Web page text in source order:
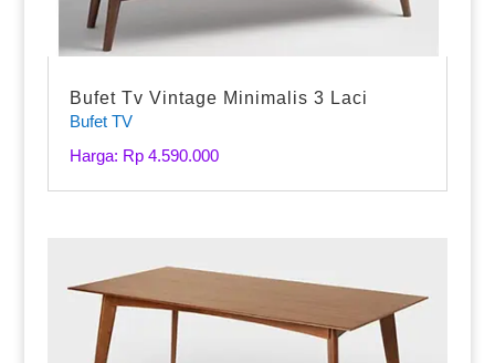
Bufet Tv Vintage Minimalis 3 Laci
Bufet TV
Harga: Rp 4.590.000